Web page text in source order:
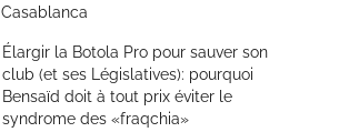
Casablanca
Élargir la Botola Pro pour sauver son
club (et ses Législatives): pourquoi
Bensaïd doit à tout prix éviter le
syndrome des «fraqchia»